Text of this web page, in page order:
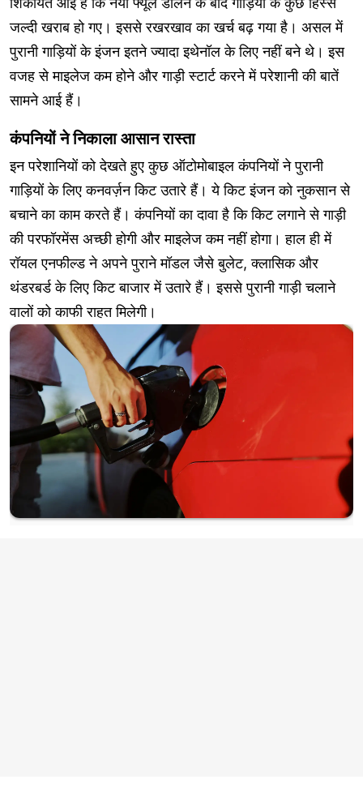
जल्दी खराब हो गए। इससे रखरखाव का खर्च बढ़ गया है। असल में
पुरानी गाड़ियों के इंजन इतने ज्यादा इथेनॉल के लिए नहीं बने थे। इस
वजह से माइलेज कम होने और गाड़ी स्टार्ट करने में परेशानी की बातें
सामने आई हैं।
कंपनियों ने निकाला आसान रास्ता
इन परेशानियों को देखते हुए कुछ ऑटोमोबाइल कंपनियों ने पुरानी
गाड़ियों के लिए कनवर्ज़न किट उतारे हैं। ये किट इंजन को नुकसान से
बचाने का काम करते हैं। कंपनियों का दावा है कि किट लगाने से गाड़ी
की परफॉरमेंस अच्छी होगी और माइलेज कम नहीं होगा। हाल ही में
रॉयल एनफील्ड ने अपने पुराने मॉडल जैसे बुलेट, क्लासिक और
थंडरबर्ड के लिए किट बाजार में उतारे हैं। इससे पुरानी गाड़ी चलाने
वालों को काफी राहत मिलेगी।